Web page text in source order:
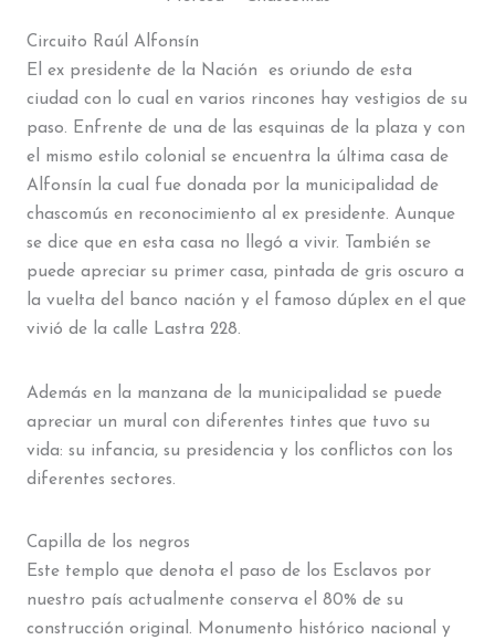
Circuito Raúl Alfonsín
El ex presidente de la Nación es oriundo de esta
ciudad con lo cual en varios rincones hay vestigios de su
paso. Enfrente de una de las esquinas de la plaza y con
el mismo estilo colonial se encuentra la última casa de
Alfonsín la cual fue donada por la municipalidad de
chascomús en reconocimiento al ex presidente. Aunque
se dice que en esta casa no llegó a vivir. También se
puede apreciar su primer casa, pintada de gris oscuro a
la vuelta del banco nación y el famoso dúplex en el que
vivió de la calle Lastra 228.
Además en la manzana de la municipalidad se puede
apreciar un mural con diferentes tintes que tuvo su
vida: su infancia, su presidencia y los conflictos con los
diferentes sectores.
Capilla de los negros
Este templo que denota el paso de los Esclavos por
nuestro país actualmente conserva el 80% de su
construcción original. Monumento histórico nacional y